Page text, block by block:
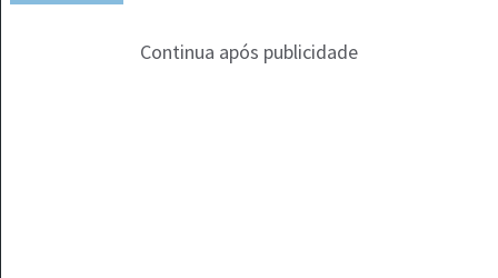
Continua após publicidade